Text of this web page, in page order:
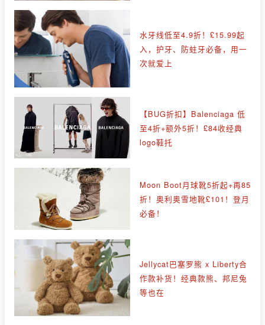
水牙线低至4.9折！£15.99起
入，护牙、防蛀牙必备，用一
次就爱上
【BUG折扣】Balenciaga 低
至4折+额外5折！£84收经典
logo鞋托
Moon Boot月球靴5折起+再85
折！奥利奥雪地靴£101！登月
必备！
Jellycat巴塞罗熊 x Liberty合
作款补货！经典款熊、邦尼兔
等也在